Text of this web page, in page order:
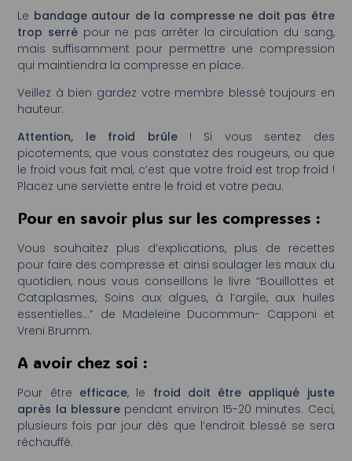
Le bandage autour de la compresse ne doit pas être
trop serrépour ne pas arrêter la circulation du sang,
mais suffisamment pour permettre une compression
qui maintiendra la compresse en place.
Veillez à bien gardez votre membre blessé toujours en
hauteur.
Attention, le froid brûle! Si vous sentez des
picotements, que vous constatez des rougeurs, ou que
le froid vous fait mal, c’est que votre froid est trop froid !
Placez une serviette entre le froid et votre peau.
Pour en savoir plus sur les compresses :
Vous souhaitez plus d’explications, plus de recettes
pour faire des compresse et ainsi soulager les maux du
quotidien, nous vous conseillons le livre “Bouillottes et
Cataplasmes, Soins aux algues, à l’argile, aux huiles
essentielles…” de Madeleine Ducommun- Capponi et
Vreni Brumm.
A avoir chez soi :
Pour être efficace, le froid doit être appliqué juste
après la blessurependant environ 15-20 minutes. Ceci,
plusieurs fois par jour dès que l’endroit blessé se sera
réchauffé.